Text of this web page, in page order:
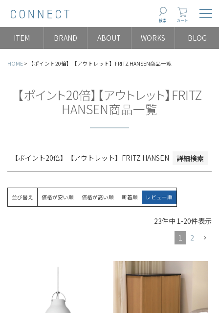
検索 カート
ITEM BRAND ABOUT WORKS BLOG
HOME 【ポイント20倍】【アウトレット】FRITZ HANSEN商品一覧
【ポイント20倍】【アウトレット】FRITZ
HANSEN商品一覧
【ポイント20倍】【アウトレット】FRITZ HANSEN 詳細検索
並び順
価格が高い順
レビュー数順
並び替え 価格が安い順 価格が高い順 新着順 レビュー順
23件中 1 -20件表示
1
2